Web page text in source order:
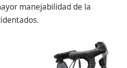
manejabilidad de la